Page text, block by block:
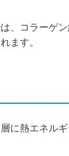
、コラーゲ
ます。
に熱エネル